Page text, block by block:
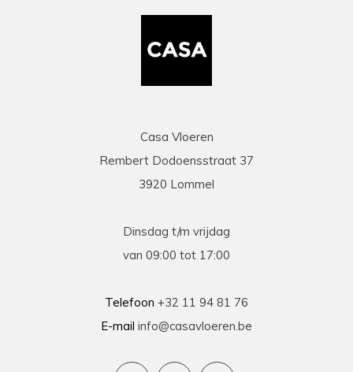
Casa Vloeren
Rembert Dodoensstraat 37
3920 Lommel
Dinsdag t/m vrijdag
van 09:00 tot 17:00
Telefoon +32 11 94 81 76
E-mail info@casavloeren.be